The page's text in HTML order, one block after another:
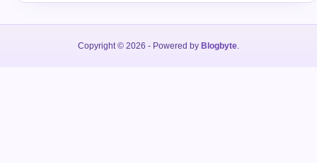
Copyright © 2026 - Powered by Blogbyte.